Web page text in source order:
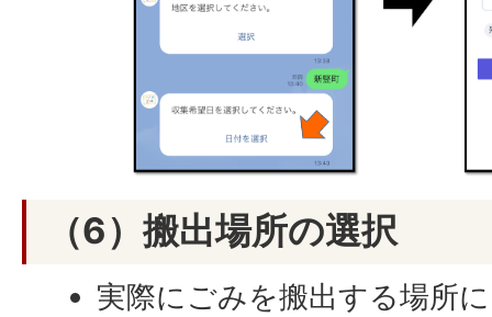
（6）搬出場所の選択
実際にごみを搬出する場所